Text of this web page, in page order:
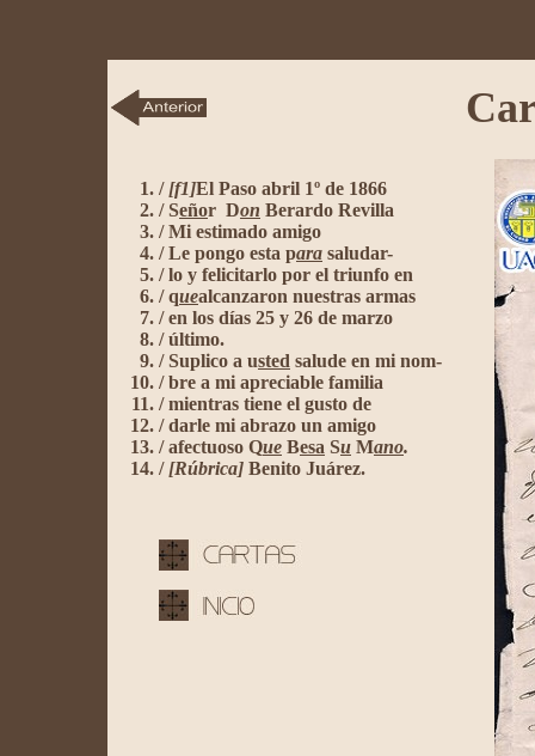
/ [f1]El Paso abril 1º de 1866
/ Señor Don Berardo Revilla
/ Mi estimado amigo
/Le pongo esta para saludar-
/ lo y felicitarlo por el triunfo en
/ quealcanzaron nuestras armas
/ en los días 25 y 26 de marzo
/ último.
/ Suplico a usted salude en mi nom-
/ bre a mi apreciable familia
/ mientras tiene el gusto de
/ darle mi abrazo un amigo
/afectuoso Que Besa Su Mano.
/ [Rúbrica] Benito Juárez.